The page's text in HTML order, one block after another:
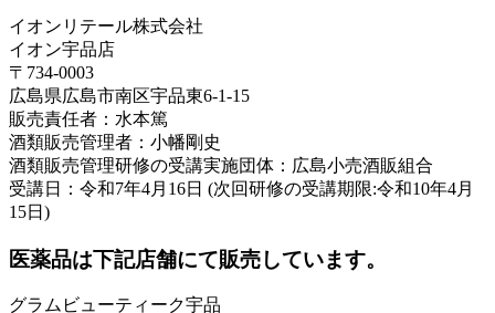
イオンリテール株式会社
イオン宇品店
〒734-0003
広島県広島市南区宇品東6-1-15
販売責任者：水本篤
酒類販売管理者：小幡剛史
酒類販売管理研修の受講実施団体：広島小売酒販組合
受講日：令和7年4月16日 (次回研修の受講期限:令和10年4月
15日)
医薬品は下記店舗にて販売しています。
グラムビューティーク宇品